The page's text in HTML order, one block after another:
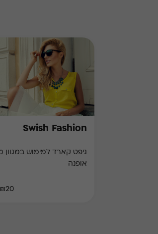
Swish Fashion
גיפט קארד למימוש במגוון
אופנה
₪20-₪500